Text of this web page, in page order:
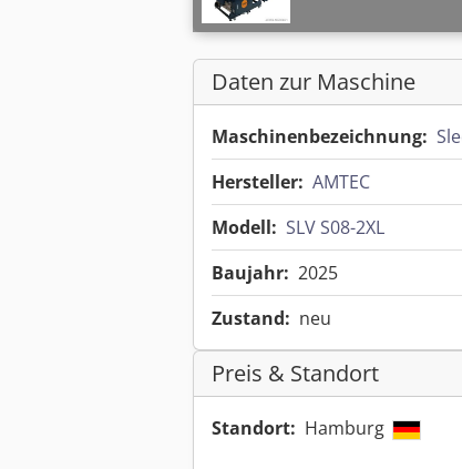
Daten zur Maschine
Maschinenbezeichnung:
Hersteller: AMTEC
Modell: SLV S08-2XL
Baujahr: 2025
Zustand: neu
Preis & Standort
Standort: Hamburg